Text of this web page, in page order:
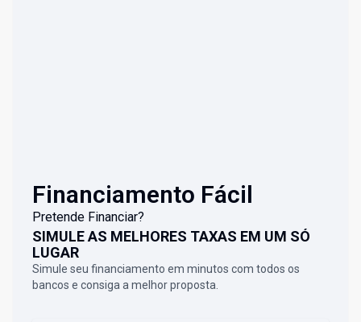
Financiamento Fácil
Pretende Financiar?
SIMULE AS MELHORES TAXAS EM UM SÓ
LUGAR
Simule seu financiamento em minutos com todos os
bancos e consiga a melhor proposta.